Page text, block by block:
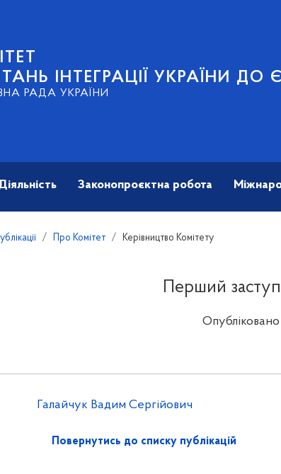
ІНТЕГРАЦІЇ УКРАЇНИ
РАДА УКРАЇНИ
Законопроєктна робота
Про Комітет Керівництво Комітету
Перший
Опубліковано
Галайчук Вадим Сергійович
Повернутись до списку публікацій